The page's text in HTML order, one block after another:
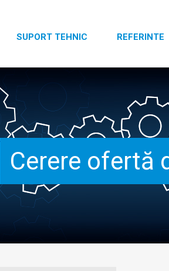
SUPORT TEHNIC REFERINTE
Cerere ofertă